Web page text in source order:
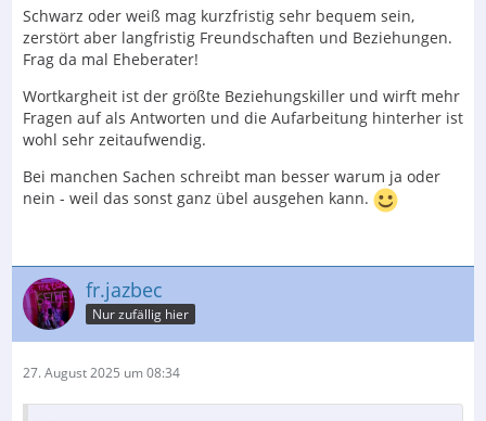
Schwarz oder weiß mag kurzfristig sehr bequem sein,
zerstört aber langfristig Freundschaften und Beziehungen.
Frag da mal Eheberater!
Wortkargheit ist der größte Beziehungskiller und wirft mehr
Fragen auf als Antworten und die Aufarbeitung hinterher ist
wohl sehr zeitaufwendig.
Bei manchen Sachen schreibt man besser warum ja oder
nein - weil das sonst ganz übel ausgehen kann.
fr.jazbec
Nur zufällig hier
27. August 2025 um 08:34